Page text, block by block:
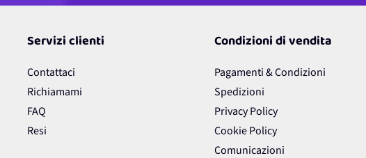
Servizi clienti
Contattaci
Richiamami
FAQ
Resi
Condizioni di vendita
Pagamenti & Condizioni
Spedizioni
Privacy Policy
Cookie Policy
Comunicazioni